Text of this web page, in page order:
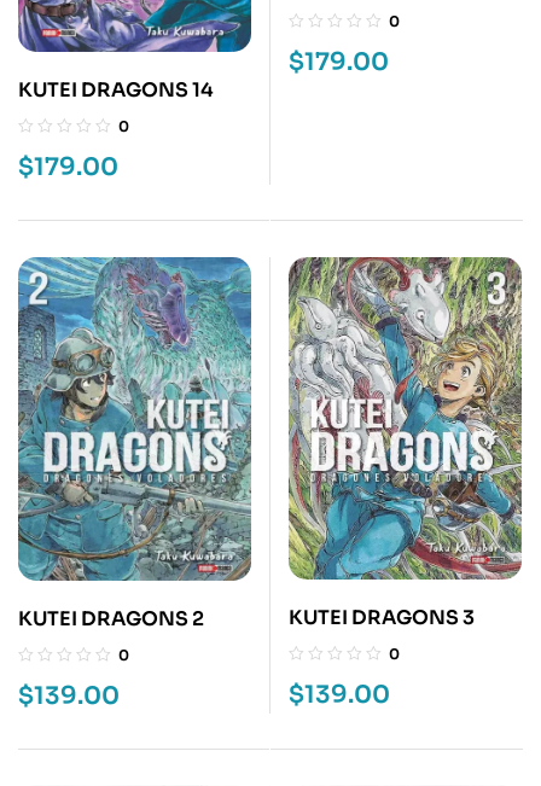
KUTEI DRAGONS 14
0
$179.00
0
$179.00
KUTEI DRAGONS 2
0
$139.00
KUTEI DRAGONS 3
0
$139.00